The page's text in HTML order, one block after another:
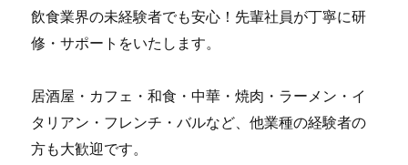
飲食業界の未経験者でも安心！先輩社員が丁寧に研
修・サポートをいたします。
居酒屋・カフェ・和食・中華・焼肉・ラーメン・イ
タリアン・フレンチ・バルなど、他業種の経験者の
方も大歓迎です。